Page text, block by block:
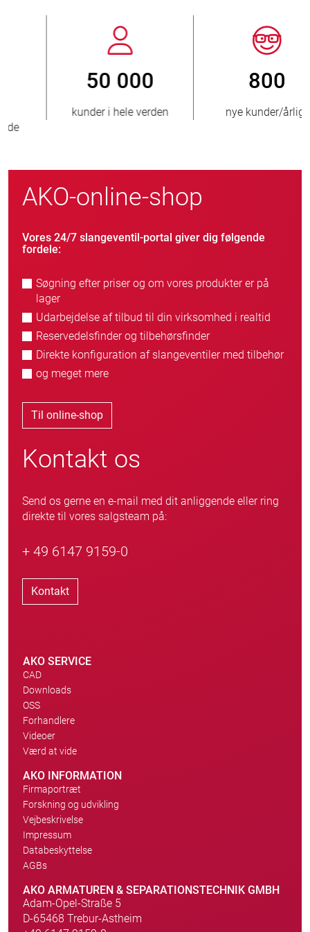
800
nye kunder/årligt
> 3 500 000
solgte enheder
AKO-online-shop
Vores 24/7 slangeventil-portal giver dig følgende
fordele:
Søgning efter priser og om vores produkter er på
lager
Udarbejdelse af tilbud til din virksomhed i realtid
Reservedelsfinder og tilbehørsfinder
Direkte konfiguration af slangeventiler med tilbehør
og meget mere
Til online-shop
Kontakt os
Send os gerne en e-mail med dit anliggende eller ring
direkte til vores salgsteam på:
+ 49 6147 9159-0
Kontakt
AKO SERVICE
CAD
Downloads
OSS
Forhandlere
Videoer
Værd at vide
AKO INFORMATION
Firmaportræt
Forskning og udvikling
Vejbeskrivelse
Impressum
Databeskyttelse
AGBs
AKO ARMATUREN & SEPARATIONSTECHNIK GMBH
Adam-Opel-Straße 5
D-65468 Trebur-Astheim